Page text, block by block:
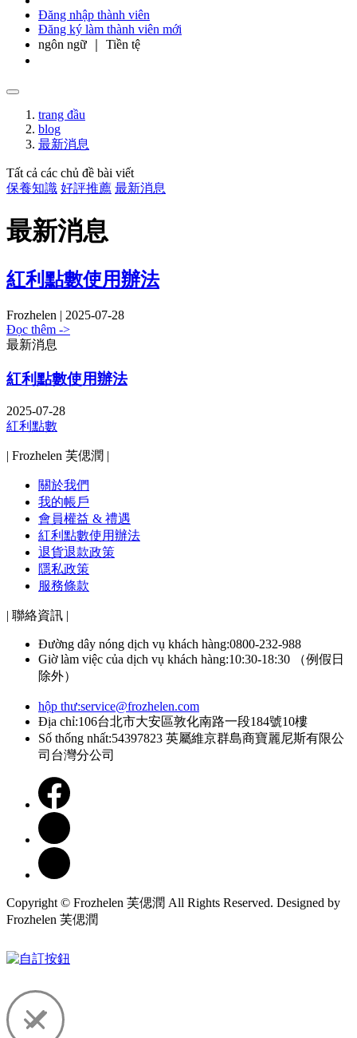
Đăng nhập thành viên
Đăng ký làm thành viên mới
ngôn ngữ ｜ Tiền tệ
trang đầu
blog
最新消息
Tất cả các chủ đề bài viết
保養知識 好評推薦 最新消息
最新消息
紅利點數使用辦法
Frozhelen | 2025-07-28
Đọc thêm ->
最新消息
紅利點數使用辦法
2025-07-28
紅利點數
| Frozhelen 芙偲潤 |
關於我們
我的帳戶
會員權益 & 禮遇
紅利點數使用辦法
退貨退款政策
隱私政策
服務條款
| 聯絡資訊 |
Đường dây nóng dịch vụ khách hàng:0800-232-988
Giờ làm việc của dịch vụ khách hàng:10:30-18:30 （例假日
除外）
hộp thư:service@frozhelen.com
Địa chỉ:106台北市大安區敦化南路一段184號10樓
Số thống nhất:54397823 英屬維京群島商寶麗尼斯有限公
司台灣分公司
Copyright © Frozhelen 芙偲潤 All Rights Reserved. Designed by
Frozhelen 芙偲潤